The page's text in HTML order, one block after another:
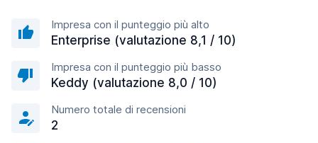
Impresa con il punteggio più alto
Enterprise (valutazione 8,1 / 10)
Impresa con il punteggio più basso
Keddy (valutazione 8,0 / 10)
Numero totale di recensioni
2